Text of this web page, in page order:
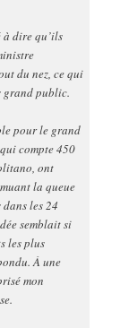
à dire qu’ils
du nez, ce qui
grand public.
pour le grand
compte 450
ont
la queue
les 24
semblait si
les plus
À une
mon